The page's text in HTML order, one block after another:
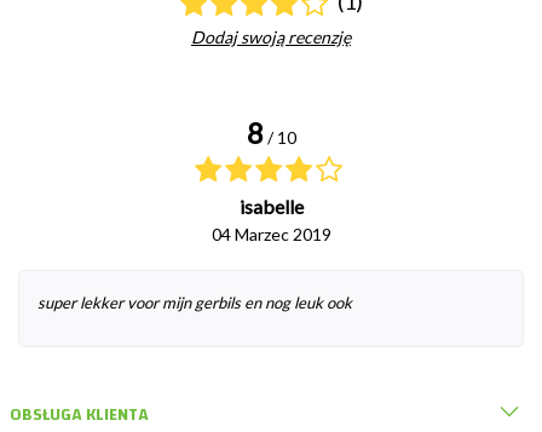
Dodaj swoją recenzję
8 / 10
isabelle
04 Marzec 2019
super lekker voor mijn gerbils en nog leuk ook
OBSŁUGA KLIENTA